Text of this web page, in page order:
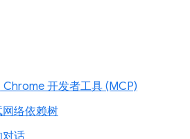
开发者工具 (MCP)
络依赖树
对话